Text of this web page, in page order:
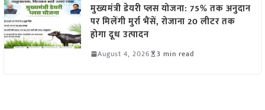
मुख्यमंत्री डेयरी प्लस योजना: 75% तक अनुदान
पर मिलेंगी मुर्रा भैंसें, रोजाना 20 लीटर तक
होगा दूध उत्पादन
August 4, 2026 3 min read